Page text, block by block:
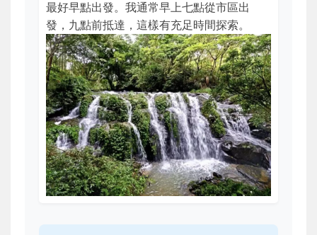
最好早點出發。我通常早上七點從市區出
發，九點前抵達，這樣有充足時間探索。